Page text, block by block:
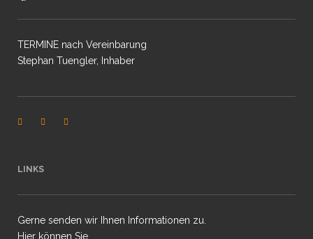
TERMINE nach Vereinbarung
Stephan Tuengler, Inhaber
LINKS
Gerne senden wir Ihnen Informationen zu.
Hier können Sie